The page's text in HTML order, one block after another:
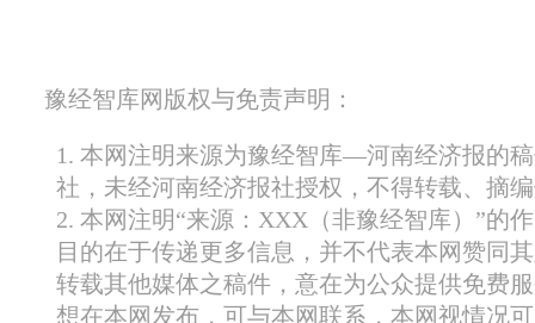
豫经智库网版权与免责声明：
1. 本网注明来源为豫经智库—河南经济报的
社，未经河南经济报社授权，不得转载、摘
2. 本网注明“来源：XXX（非豫经智库）”的
目的在于传递更多信息，并不代表本网赞同
转载其他媒体之稿件，意在为公众提供免费
想在本网发布，可与本网联系，本网视情况